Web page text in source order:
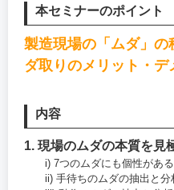
本セミナーのポイント
製造現場の「ムダ」
ダ取りのメリット・デ
内容
1. 現場のムダの本質を見
i) 7つのムダにも個性がある
ii) 手待ちのムダの抽出と分